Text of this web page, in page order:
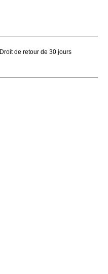
Droit de retour de 30 jours